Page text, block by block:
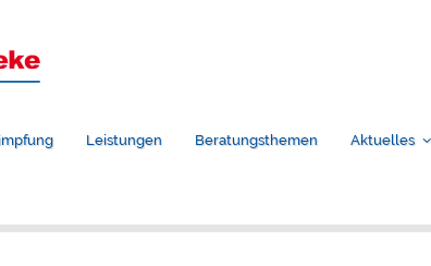
Leistungen Beratungsthemen Aktuelles